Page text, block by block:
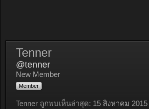
Tenner
@tenner
New Member
Member
Tenner ถูกพบเห็นล่าสุด: 15 สิงหาคม 2015